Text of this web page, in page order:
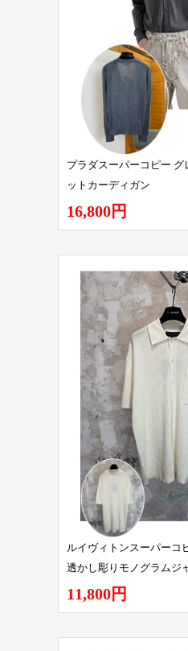
プラダスーパーコピー グ
ットカーディガン
16,800円
ルイヴィトンスーパーコ
透かし彫りモノグラムジ
半袖シャツ
11,800円